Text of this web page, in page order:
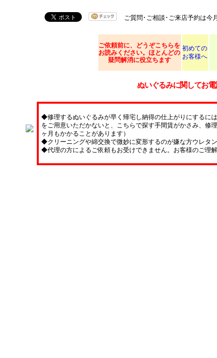
ご質問･ご相談･ご来店予約は今
ご依頼前に、どうぞこちらを
お読みください。ほとんどの
疑問解消に役立ちます
初めての
お客様へ
ぬいぐるみに関してお
◆修理するぬいぐるみが早く帰宅し納得の仕上がりにするに
をご用意いただかないと、こちらで探す手間賃がかさみ、修
ヶ月もかかることがあります）
◆クリーニングや綿交換で微妙に変形するのが嫌な方ウレタ
◆代理の方によるご依頼もお受けできません。お客様のご理